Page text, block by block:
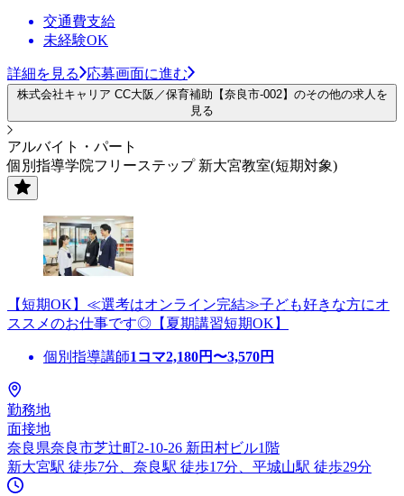
交通費支給
未経験OK
詳細を見る 応募画面に進む
株式会社キャリア CC大阪／保育補助【奈良市-002】のその他の求人を
見る
アルバイト・パート
個別指導学院フリーステップ 新大宮教室(短期対象)
【短期OK】≪選考はオンライン完結≫子ども好きな方にオ
ススメのお仕事です◎【夏期講習短期OK】
個別指導講師1コマ2,180円〜3,570円
勤務地
面接地
奈良県奈良市芝辻町2-10-26 新田村ビル1階
新大宮駅 徒歩7分、奈良駅 徒歩17分、平城山駅 徒歩29分